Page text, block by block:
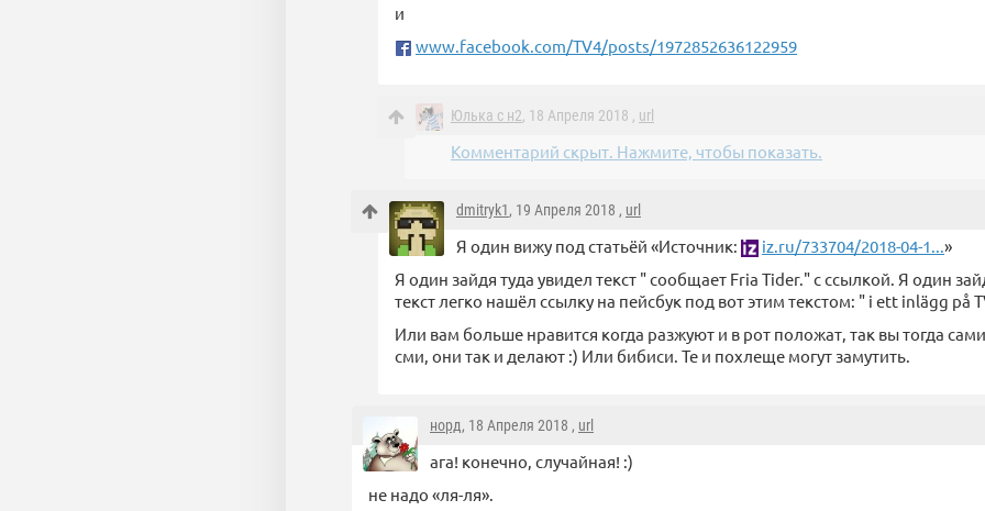
и
www.facebook.com/TV4/posts/1972852636122959
Юлька с н2, 18 Апреля 2018 , url
Комментарий скрыт. Нажмите, чтобы показать.
dmitryk1, 19 Апреля 2018 , url
Я один вижу под статьёй «Источник: iz.ru/733704/2018-04-1...»
Я один зайдя туда увидел текст " сообщает Fria Tider." с ссылкой. Я один
текст легко нашёл ссылку на пейсбук под вот этим текстом: " i ett inlägg på
Или вам больше нравится когда разжуют и в рот положат, так вы тогда
сми, они так и делают :) Или бибиси. Те и похлеще могут замутить.
норд, 18 Апреля 2018 , url
ага! конечно, случайная! :)
не надо «ля-ля».